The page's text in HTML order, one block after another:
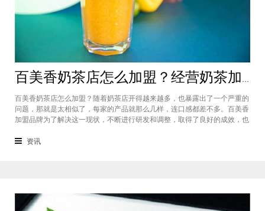
百美香奶茶店怎么加盟？经营奶茶加盟店收益如何
百美香奶茶店怎么加盟？随着奶茶店开得越来越多，也暴露出了一个严重的
问题，那就是太相似了，每家的产品就那么几样，连口感都差不多。百美香
加盟品牌为了解决这一现状，不断进行研发和调整，取得了良好的成效，也
说。在加盟百美香奶茶，其实我也做过另一家的奶茶店，在这里就不说名字
资讯